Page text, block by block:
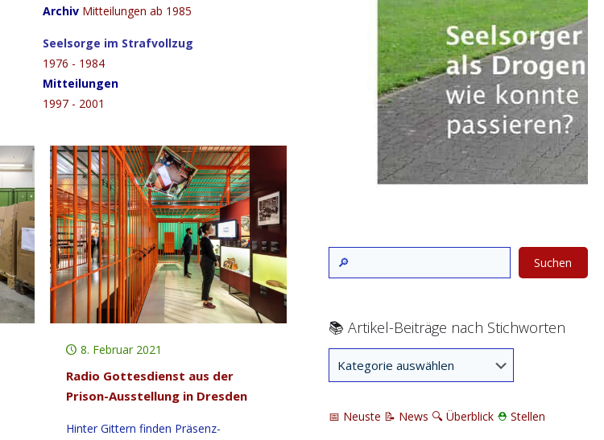
Archiv Mitteilungen ab 1985
Seelsorge im Strafvollzug
1976 - 1984
Mitteilungen
1997 - 2001
8. Februar 2021
Radio Gottesdienst aus der
Prison-Ausstellung in Dresden
Hinter Gittern finden Präsenz-
Suchen
📚 Artikel-Beiträge nach Stichworten
📅 Neuste 📝 News 🔍 Überblick ⛑ Stellen